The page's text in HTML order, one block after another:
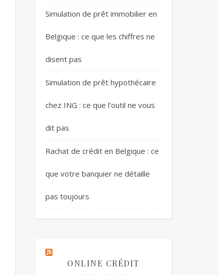
Simulation de prêt immobilier en
Belgique : ce que les chiffres ne
disent pas
Simulation de prêt hypothécaire
chez ING : ce que l’outil ne vous
dit pas
Rachat de crédit en Belgique : ce
que votre banquier ne détaille
pas toujours
ONLINE CRÉDIT